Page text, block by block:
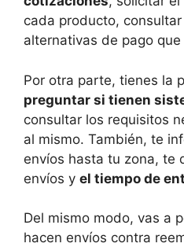
cada producto,
alternativas de pago
Por otra parte, tienes la
preguntar si tienen
consultar los requisitos
al mismo. También, te
envíos hasta tu zona, te
envíos y el tiempo de
Del mismo modo, vas a
hacen envíos contra